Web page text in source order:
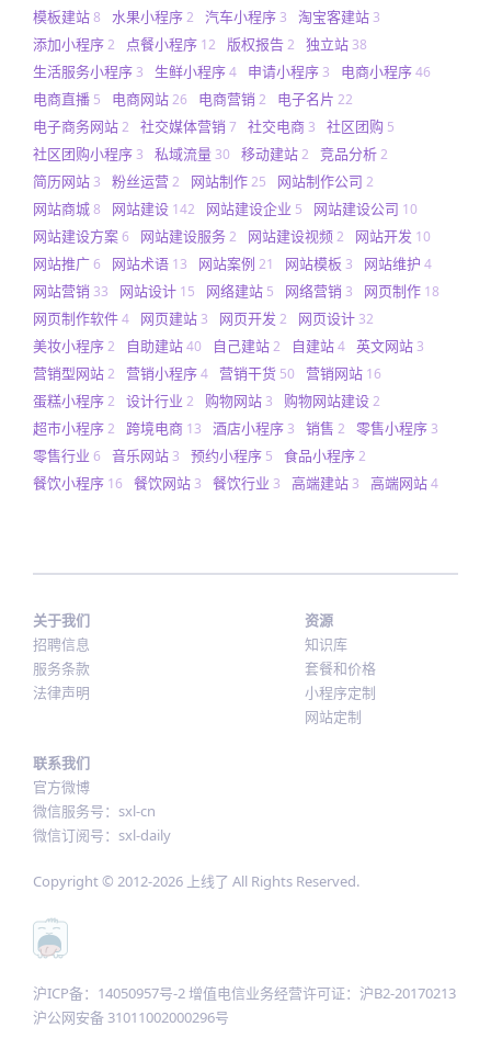
模板建站8 水果小程序2 汽车小程序 3 淘宝客建站 3
添加小程序2 点餐小程序 12 版权报告2 独立站 38
生活服务小程序 3 生鲜小程序4 申请小程序 3 电商小程序46
电商直播 5 电商网站26 电商营销 2 电子名片 22
电子商务网站2 社交媒体营销 7 社交电商 3 社区团购 5
社区团购小程序 3 私域流量 30 移动建站2 竞品分析2
简历网站 3 粉丝运营2 网站制作25 网站制作公司 2
网站商城8 网站建设 142 网站建设企业 5 网站建设公司 10
网站建设方案6 网站建设服务2 网站建设视频2 网站开发 10
网站推广6 网站术语 13 网站案例 21 网站模板 3 网站维护 4
网站营销 33 网站设计 15 网络建站 5 网络营销 3 网页制作 18
网页制作软件4 网页建站 3 网页开发 2 网页设计 32
美妆小程序2 自助建站40 自己建站2 自建站4 英文网站 3
营销型网站2 营销小程序4 营销干货 50 营销网站 16
蛋糕小程序2 设计行业 2 购物网站 3 购物网站建设2
超市小程序2 跨境电商 13 酒店小程序 3 销售 2 零售小程序 3
零售行业 6 音乐网站 3 预约小程序 5 食品小程序2
餐饮小程序 16 餐饮网站 3 餐饮行业 3 高端建站 3 高端网站4
关于我们
招聘信息
服务条款
法律声明
资源
知识库
套餐和价格
小程序定制
网站定制
联系我们
官方微博
微信服务号：sxl-cn
微信订阅号：sxl-daily
Copyright © 2012-2026 上线了 All Rights Reserved.
沪ICP备：14050957号-2 增值电信业务经营许可证：沪B2-20170213
沪公网安备 31011002000296号